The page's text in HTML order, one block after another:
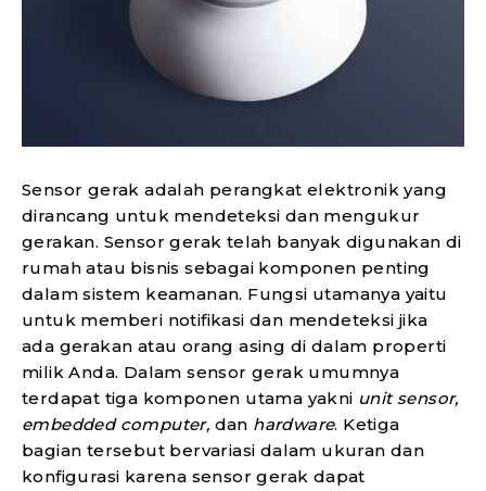
Sensor gerak adalah perangkat elektronik yang
dirancang untuk mendeteksi dan mengukur
gerakan. Sensor gerak telah banyak digunakan di
rumah atau bisnis sebagai komponen penting
dalam sistem keamanan. Fungsi utamanya yaitu
untuk memberi notifikasi dan mendeteksi jika
ada gerakan atau orang asing di dalam properti
milik Anda. Dalam sensor gerak umumnya
terdapat tiga komponen utama yakni unit sensor,
embedded computer, dan hardware. Ketiga
bagian tersebut bervariasi dalam ukuran dan
konfigurasi karena sensor gerak dapat